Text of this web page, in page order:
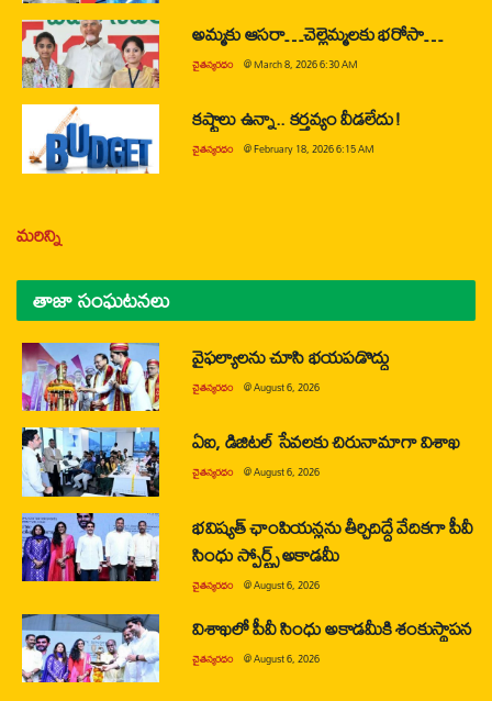
అమ్మకు ఆసరా…చెల్లెమ్మలకు భరోసా…
చైతన్యరధం @March 8, 2026 6:30 AM
కష్టాలు ఉన్నా.. కర్తవ్యం వీడలేదు!
చైతన్యరధం @February 18, 2026 6:15 AM
మరిన్ని
తాజా సంఘటనలు
వైఫల్యాలను చూసి భయపడొద్దు
చైతన్యరధం @August 6, 2026
ఏఐ, డిజిటల్ సేవలకు చిరునామాగా విశాఖ
చైతన్యరధం @August 6, 2026
భవిష్యత్ ఛాంపియన్లను తీర్చిదిద్దే వేదికగా పీవీ
సింధు స్పోర్ట్స్ అకాడమీ
చైతన్యరధం @August 6, 2026
విశాఖలో పీవీ సింధు అకాడమీకి శంకుస్థాపన
చైతన్యరధం @August 6, 2026